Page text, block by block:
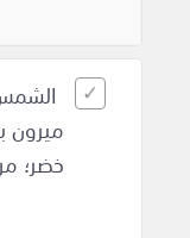
ميرون
خضر؛